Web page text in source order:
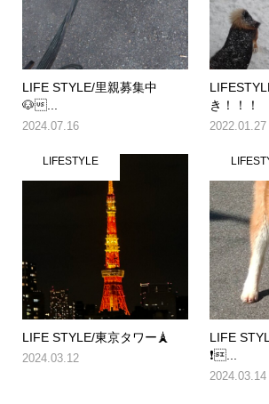
LIFE STYLE/里親募集中
🐶...
2024.07.16
き！！！
2022.01.27
LIFESTYLE
LIFE STYLE/東京タワー🗼
2024.03.12
LIFE
❗...
2024.03.14